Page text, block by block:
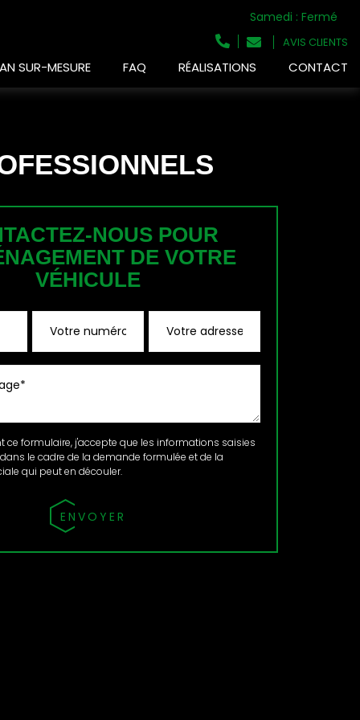
Samedi : Fermé
AVIS CLIENTS
SUR-MESURE FAQ RÉALISATIONS CONTACT
NOUS POUR
DE VOTRE
VÉHICULE
formulaire, j'accepte que les informations saisies
le cadre de la demande formulée et de la
qui peut en découler.